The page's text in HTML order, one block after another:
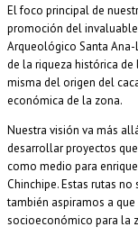
El foco principal de
promoción del
Arqueológico Santa
de la riqueza histórica
misma del origen del
económica de la zona.
Nuestra visión va más
desarrollar proyectos
como medio para
Chinchipe. Estas rutas
también aspiramos a
socioeconómico para la